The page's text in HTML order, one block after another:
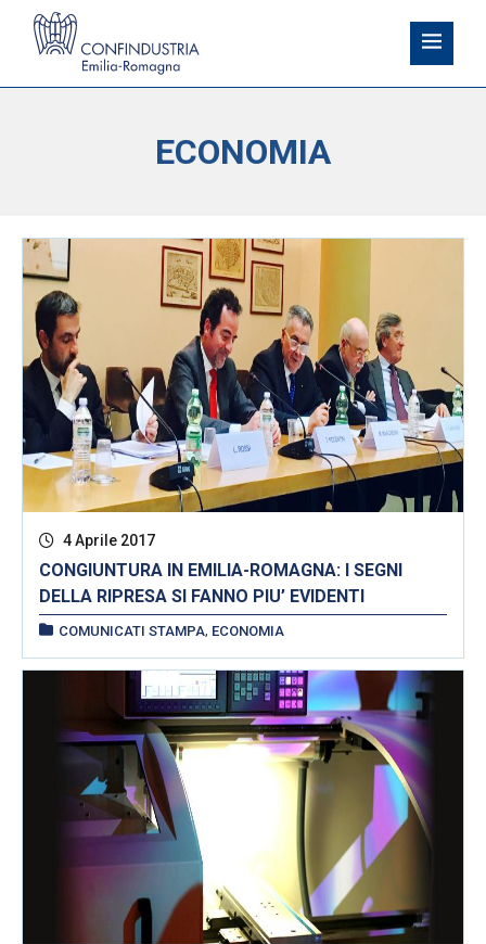
ECONOMIA
4 Aprile 2017
CONGIUNTURA IN EMILIA-ROMAGNA: I SEGNI
DELLA RIPRESA SI FANNO PIU’ EVIDENTI
COMUNICATI STAMPA ECONOMIA